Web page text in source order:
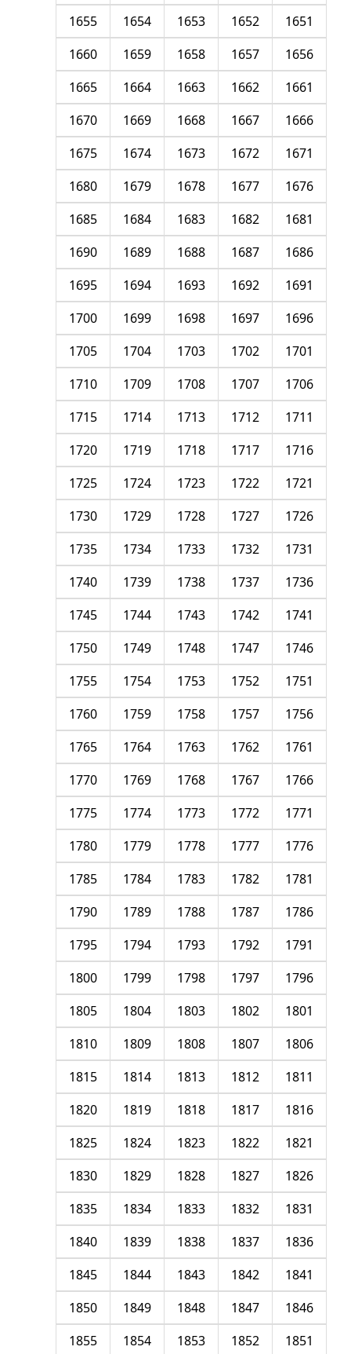
1651
1652
1653
1654
1655
1656
1657
1658
1659
1660
1661
1662
1663
1664
1665
1666
1667
1668
1669
1670
1671
1672
1673
1674
1675
1676
1677
1678
1679
1680
1681
1682
1683
1684
1685
1686
1687
1688
1689
1690
1691
1692
1693
1694
1695
1696
1697
1698
1699
1700
1701
1702
1703
1704
1705
1706
1707
1708
1709
1710
1711
1712
1713
1714
1715
1716
1717
1718
1719
1720
1721
1722
1723
1724
1725
1726
1727
1728
1729
1730
1731
1732
1733
1734
1735
1736
1737
1738
1739
1740
1741
1742
1743
1744
1745
1746
1747
1748
1749
1750
1751
1752
1753
1754
1755
1756
1757
1758
1759
1760
1761
1762
1763
1764
1765
1766
1767
1768
1769
1770
1771
1772
1773
1774
1775
1776
1777
1778
1779
1780
1781
1782
1783
1784
1785
1786
1787
1788
1789
1790
1791
1792
1793
1794
1795
1796
1797
1798
1799
1800
1801
1802
1803
1804
1805
1806
1807
1808
1809
1810
1811
1812
1813
1814
1815
1816
1817
1818
1819
1820
1821
1822
1823
1824
1825
1826
1827
1828
1829
1830
1831
1832
1833
1834
1835
1836
1837
1838
1839
1840
1841
1842
1843
1844
1845
1846
1847
1848
1849
1850
1851
1852
1853
1854
1855